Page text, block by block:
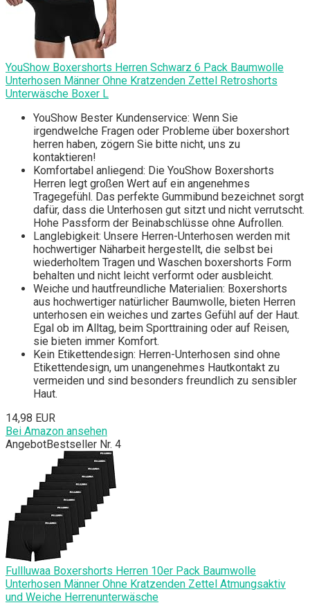
YouShow Boxershorts Herren Schwarz 6 Pack Baumwolle
Unterhosen Männer Ohne Kratzenden Zettel Retroshorts
Unterwäsche Boxer L
YouShow Bester Kundenservice: Wenn Sie
irgendwelche Fragen oder Probleme über boxershort
herren haben, zögern Sie bitte nicht, uns zu
kontaktieren!
Komfortabel anliegend: Die YouShow Boxershorts
Herren legt großen Wert auf ein angenehmes
Tragegefühl. Das perfekte Gummibund bezeichnet sorgt
dafür, dass die Unterhosen gut sitzt und nicht verrutscht.
Hohe Passform der Beinabschlüsse ohne Aufrollen.
Langlebigkeit: Unsere Herren-Unterhosen werden mit
hochwertiger Näharbeit hergestellt, die selbst bei
wiederholtem Tragen und Waschen boxershorts Form
behalten und nicht leicht verformt oder ausbleicht.
Weiche und hautfreundliche Materialien: Boxershorts
aus hochwertiger natürlicher Baumwolle, bieten Herren
unterhosen ein weiches und zartes Gefühl auf der Haut.
Egal ob im Alltag, beim Sporttraining oder auf Reisen,
sie bieten immer Komfort.
Kein Etikettendesign: Herren-Unterhosen sind ohne
Etikettendesign, um unangenehmes Hautkontakt zu
vermeiden und sind besonders freundlich zu sensibler
Haut.
14,98 EUR
Bei Amazon ansehen
AngebotBestseller Nr. 4
Fullluwaa Boxershorts Herren 10er Pack Baumwolle
Unterhosen Männer Ohne Kratzenden Zettel Atmungsaktiv
und Weiche Herrenunterwäsche